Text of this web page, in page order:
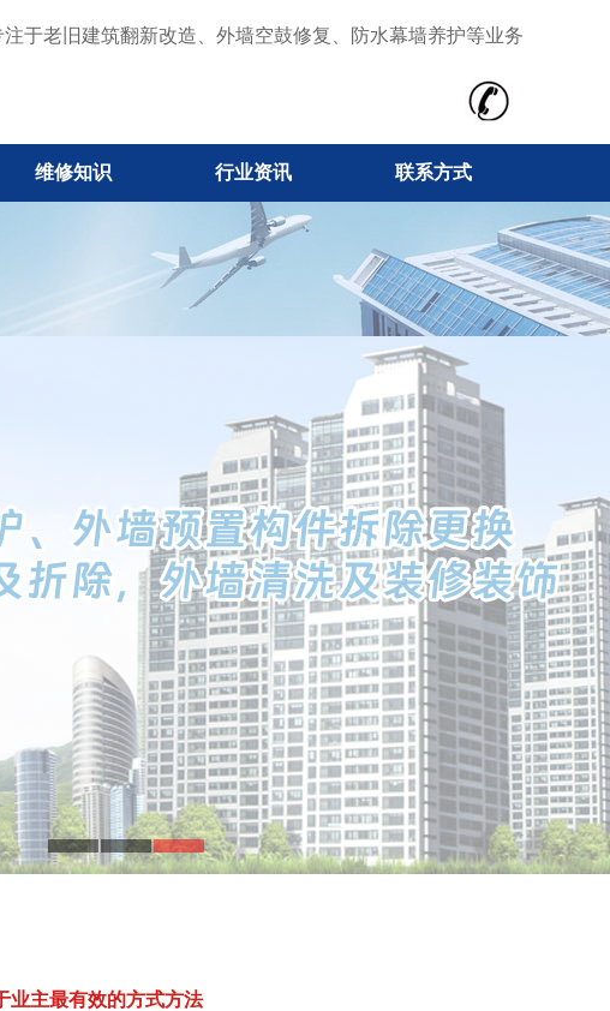
注于老旧建筑翻新改造、外墙空鼓修复、防水幕墙养护等业务
维修知识 行业资讯 联系方式
业主最有效的方式方法